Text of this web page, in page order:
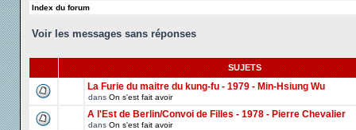
Index du forum
Voir les messages sans réponses
SUJETS
La Furie du maitre du kung-fu - 1979 - Min-Hsiung Wu
dans On s'est fait avoir
A l'Est de Berlin/Convoi de Filles - 1978 - Pierre Chevalier
dans On s'est fait avoir